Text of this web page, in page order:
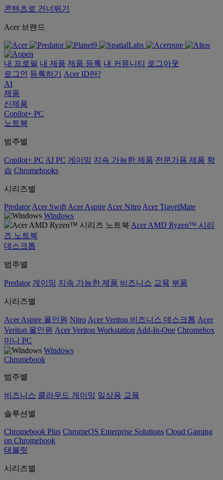
콘텐츠로 건너뛰기
Acer 브랜드
내 프로필 내 제품 제품 등록 내 커뮤니티
로그아웃
로그인
등록하기
Acer ID란?
AI
제품
신제품
Copilot+ PC
노트북
범주별
Copilot+ PC AI PC 게이밍 지속 가능한 제품 전문가용 제품 학
습 Chromebooks
시리즈별
Predator Acer Swift Acer Aspire Acer Nitro Acer TravelMate
Windows
Acer AMD Ryzen™ 시리
즈 노트북
데스크톱
범주별
Predator 게이밍 지속 가능한 제품 비즈니스 교육 부품
시리즈별
Acer Aspire 올인원 Nitro Acer Veriton 비즈니스 데스크톱 Acer
Veriton 올인원 Acer Veriton Workstation Add-In-One Chromebox
미니 PC
Windows
Chromebook
범주별
비즈니스 클라우드 게이밍 일상용 교육
솔루션별
Chromebook Plus ChromeOS Enterprise Solutions Cloud Gaming
on Chromebook
태블릿
시리즈별